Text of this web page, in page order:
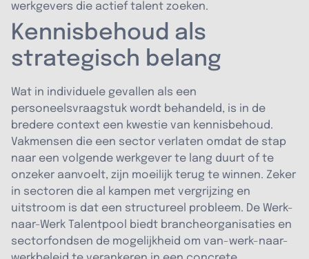
werkgevers die actief talent zoeken.
Kennisbehoud als
strategisch belang
Wat in individuele gevallen als een
personeelsvraagstuk wordt behandeld, is in de
bredere context een kwestie van kennisbehoud.
Vakmensen die een sector verlaten omdat de stap
naar een volgende werkgever te lang duurt of te
onzeker aanvoelt, zijn moeilijk terug te winnen. Zeker
in sectoren die al kampen met vergrijzing en
uitstroom is dat een structureel probleem. De Werk-
naar-Werk Talentpool biedt brancheorganisaties en
sectorfondsen de mogelijkheid om van-werk-naar-